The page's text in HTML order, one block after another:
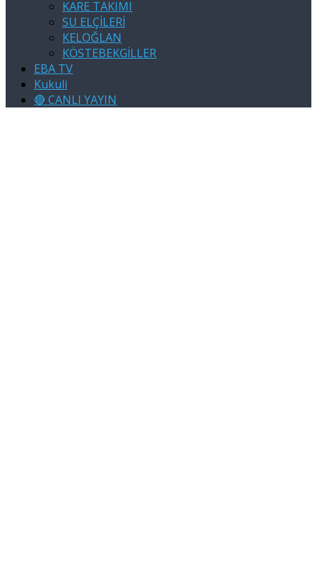
KARE TAKIMI
SU ELÇİLERİ
KELOĞLAN
KÖSTEBEKGİLLER
EBA TV
Kukuli
🔴 CANLI YAYIN